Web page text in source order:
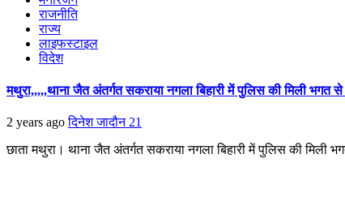
राजनीति
राज्य
लाइफस्टाइल
विदेश
मथुरा,,,,,थाना जैत अंतर्गत सकराया नगला बिहारी में पुलिस की मिली
2 years agoदिनेश जादौन 21
छाता मथुरा। थाना जैत अंतर्गत सकराया नगला बिहारी में पुलिस की मिली